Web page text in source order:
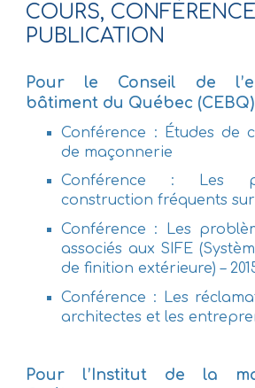
COURS,
PUBLICATION
Pour le Conseil de
bâtiment du Québec (CEBQ)
Conférence : Études de
de maçonnerie
Conférence : Les
construction fréquents
Conférence : Les
associés aux SIFE
de finition extérieure) –
Conférence : Les
architectes et les
Pour l’Institut de la